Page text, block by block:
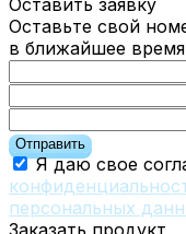
Оставить заявку
Оставьте свой
в ближайшее время
Отправить
Я даю свое
персональных